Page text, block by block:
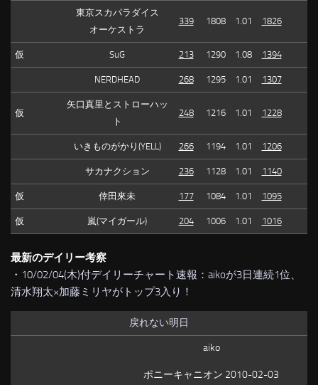
東京スカパラダイス
オーケストラ
339 1808 1.01 1826
仮 SuG 213 1290 1.08 1394
NERDHEAD 268 1295 1.01 1307
仮
矢口真里とストローハッ
ト
248 1216 1.01 1228
いきものがかり(YELL) 266 1194 1.01 1206
サカナクション 236 1128 1.01 1140
仮 倖田來未 177 1084 1.01 1095
仮 嵐(マイガール) 204 1006 1.01 1016
最新のデイリー考察
・ 10/02/04(木)付デイリーチャート速報：aikoが3日連続1位、
清水翔太×加藤ミリヤがトップ3入り！
戻れない明日
aiko
ポニーキャニオン 2010-02-03